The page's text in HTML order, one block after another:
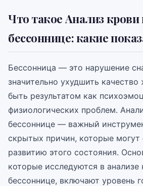
Что такое Анализ крови
бессоннице: какие
Бессонница — это нарушение
значительно ухудшить
быть результатом как
физиологических проблем.
бессоннице — важный
скрытых причин, которые могут
развитию этого состояния.
которые исследуются в анализе
бессоннице, включают уровень